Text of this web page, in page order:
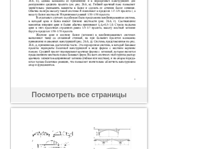
Посмотреть все страницы